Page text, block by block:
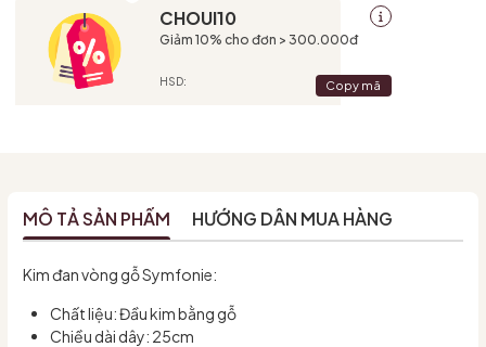
CHOUI10
Giảm 10% cho đơn > 300.000đ
HSD: Copy mã
MÔ TẢ SẢN PHẨM HƯỚNG DẪN MUA HÀNG
Kim đan vòng gỗ Symfonie:
Chất liệu: Đầu kim bằng gỗ
Chiều dài dây: 25cm